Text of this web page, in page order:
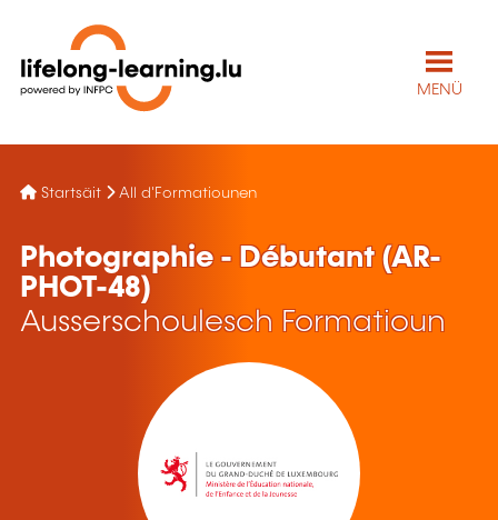
MENÜ
Startsäit All d'Formatiounen
Photographie - Débutant (AR-
PHOT-48)
Ausserschoulesch Formatioun